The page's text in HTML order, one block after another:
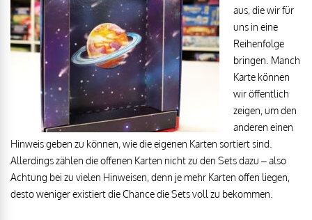
aus, die wir für
uns in eine
Reihenfolge
bringen. Manch
Karte können
wir öffentlich
zeigen, um den
anderen einen
Hinweis geben zu können, wie die eigenen Karten sortiert sind.
Allerdings zählen die offenen Karten nicht zu den Sets dazu – also
Achtung bei zu vielen Hinweisen, denn je mehr Karten offen liegen,
desto weniger existiert die Chance die Sets voll zu bekommen.